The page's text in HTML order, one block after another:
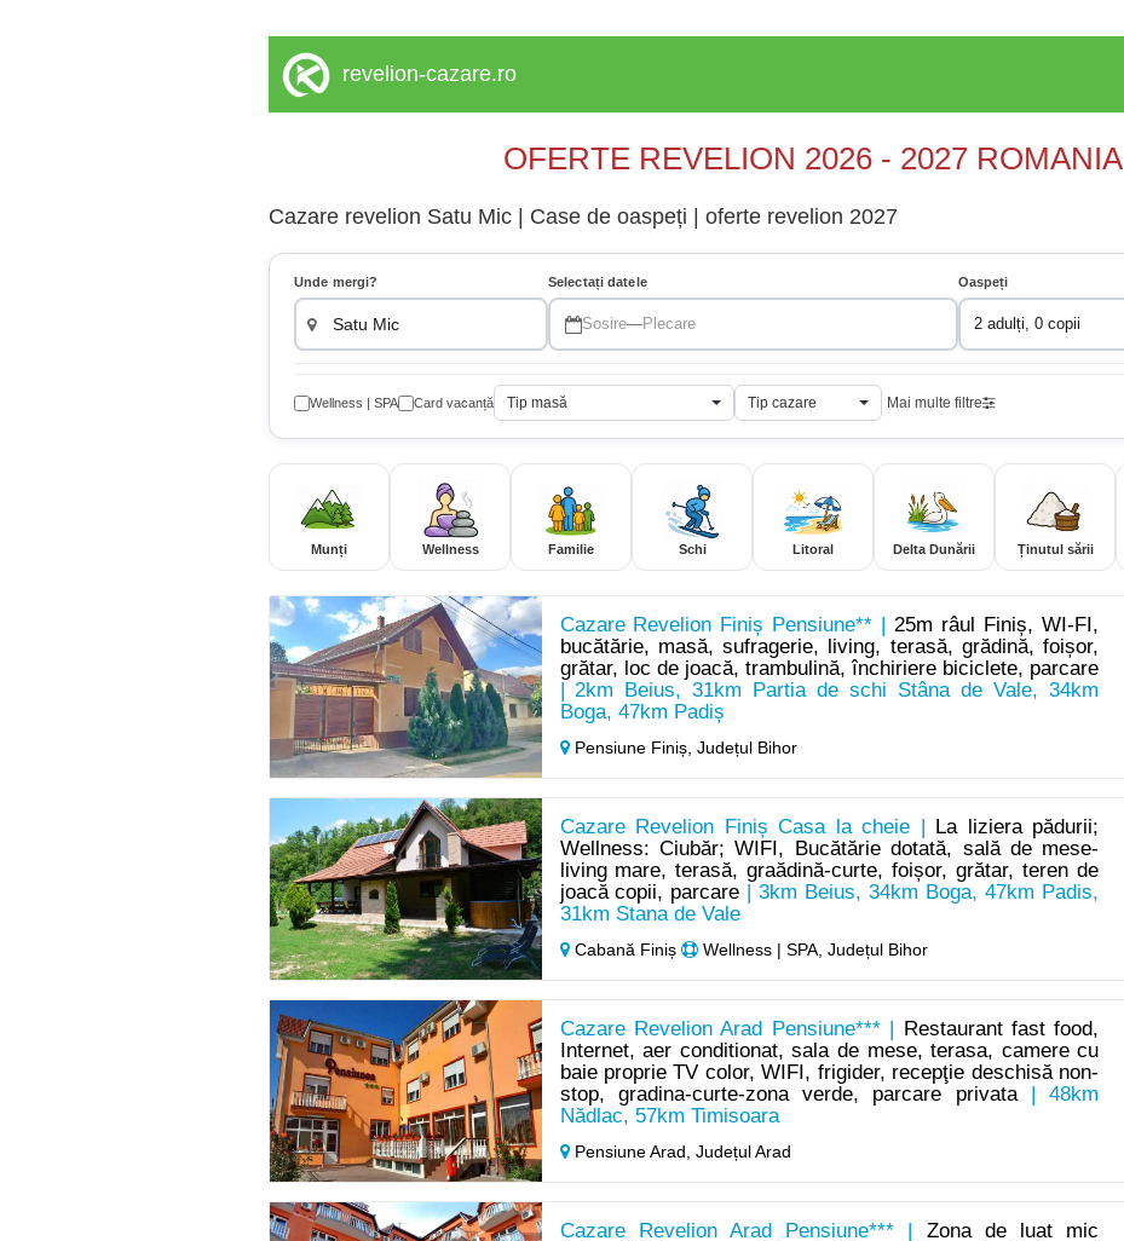
revelion-cazare.ro
OFERTE REVELION 2026 - 2027 ROMANIA
Cazare revelion Satu Mic | Case de oaspeți | oferte revelion 2027
Unde mergi? Selectați datele
Sosire—Plecare
Oaspeți
2 adulți, 0 copii
Wellness | SPA Card vacanță Tip masă Tip cazare Mai multe filtre
Munți Wellness Familie Schi Litoral Delta Dunării Ținutul sării
Cazare Revelion Finiș Pensiune** |25m râul Finiș, WI-FI,
bucătărie, masă, sufragerie, living, terasă, grădină, foișor,
grătar, loc de joacă, trambulină, închiriere biciclete, parcare
| 2km Beius, 31km Partia de schi Stâna de Vale, 34km
Boga, 47km Padiș
Pensiune Finiș, Județul Bihor
Cazare Revelion Finiș Casa la cheie |
La liziera pădurii;
Wellness: Ciubăr; WIFI, Bucătărie dotată, sală de mese-
living mare, terasă, graădină-curte, foișor, grătar, teren de
joacă copii, parcare | 3km Beius, 34km Boga, 47km Padis,
31km Stana de Vale
Cabană Finiș Wellness | SPA, Județul Bihor
Cazare Revelion Arad Pensiune*** |
Restaurant fast food,
Internet, aer conditionat, sala de mese, terasa, camere cu
baie proprie TV color, WIFI, frigider, recepţie deschisă non-
stop, gradina-curte-zona verde, parcare privata| 48km
Nădlac, 57km Timisoara
Pensiune Arad, Județul Arad
Cazare Revelion Arad Pensiune*** | Zona de luat mic